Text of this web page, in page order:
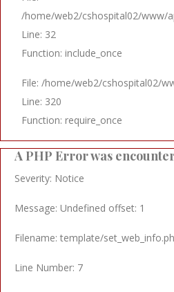
/home/web2/cshospital02/www/
Line: 32
Function: include_once
File: /home/web2/cshospital02/
Line: 320
Function: require_once
A PHP Error was
Severity: Notice
Message: Undefined offset: 1
Filename: template/
Line Number: 7